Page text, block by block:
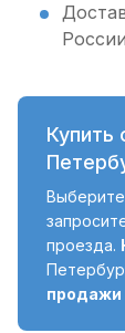
России
Купить
Выберите
проезда.
продажи